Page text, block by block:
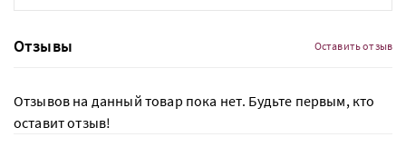
Отзывы Оставить отзыв
Отзывов на данный товар пока нет. Будьте первым, кто
оставит отзыв!